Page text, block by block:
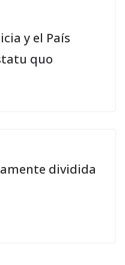
y el País
quo
dividida